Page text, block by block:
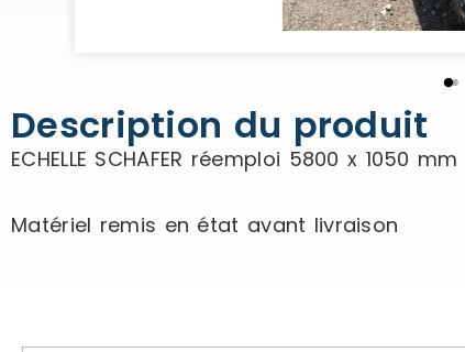
Description du produit
ECHELLE SCHAFER réemploi 5800 x 1050 mm
Matériel remis en état avant livraison